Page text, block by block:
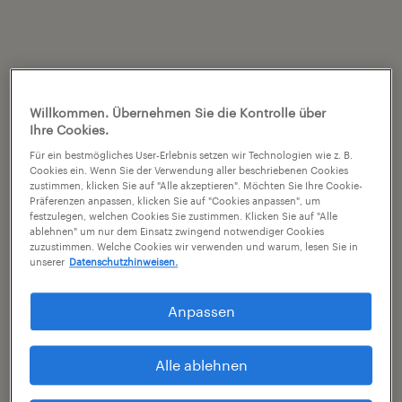
Willkommen. Übernehmen Sie die Kontrolle über
Ihre Cookies.
Für ein bestmögliches User-Erlebnis setzen wir Technologien wie z. B.
Cookies ein. Wenn Sie der Verwendung aller beschriebenen Cookies
zustimmen, klicken Sie auf "Alle akzeptieren". Möchten Sie Ihre Cookie-
Präferenzen anpassen, klicken Sie auf "Cookies anpassen", um
festzulegen, welchen Cookies Sie zustimmen. Klicken Sie auf "Alle
ablehnen" um nur dem Einsatz zwingend notwendiger Cookies
zuzustimmen. Welche Cookies wir verwenden und warum, lesen Sie in
unserer Datenschutzhinweisen.
Anpassen
Alle ablehnen